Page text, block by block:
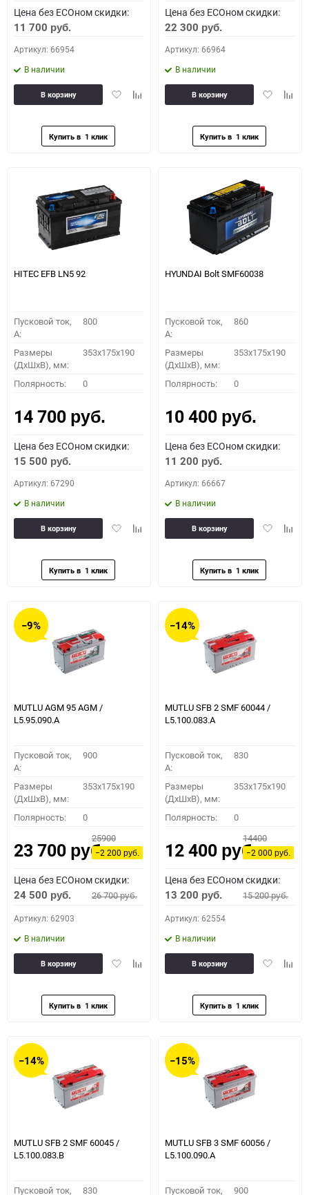
0 - обратная 1 - прямая 3 - обратная 4 - прямая
Цена без ECOном скидки:
11 700 руб.
Артикул: 66954
В наличии
ДобавитьДобавить
В корзину
Цена без ECOном скидки:
22 300 руб.
Артикул: 66964
В наличии
Добавить
В корзину
HITEC EFB LN5 92
Пусковой ток,
A:
800
Размеры
(ДхШхВ), мм:
353x175x190
Полярность: 0
14 700 руб.
Цена без ECOном скидки:
15 500 руб.
Артикул: 67290
В наличии
ДобавитьДобавить
В корзину
HYUNDAI Bolt SMF60038
Пусковой ток,
A:
860
Размеры
(ДхШхВ), мм:
353x175x190
Полярность: 0
10 400 руб.
Цена без ECOном скидки:
11 200 руб.
Артикул: 66667
В наличии
Добавить
В корзину
−9%
MUTLU AGM 95 AGM /
L5.95.090.A
Пусковой ток,
A:
900
Размеры
(ДхШхВ), мм:
353x175x190
Полярность: 0
23 700 руб.
25900
−2 200руб.
Цена без ECOном скидки:
24 500 руб. 26 700руб.
Артикул: 62903
В наличии
ДобавитьДобавить
В корзину
−14%
MUTLU SFB 2 SMF 60044 /
L5.100.083.A
Пусковой ток,
A:
830
Размеры
(ДхШхВ), мм:
353x175x190
Полярность: 0
12 400 руб.
14400
−2 000руб.
Цена без ECOном скидки:
13 200 руб. 15 200руб.
Артикул: 62554
В наличии
Добавить
В корзину
−14%
MUTLU SFB 2 SMF 60045 /
L5.100.083.B
Пусковой ток, 830
−15%
MUTLU SFB 3 SMF 60056 /
L5.100.090.A
Пусковой ток, 900